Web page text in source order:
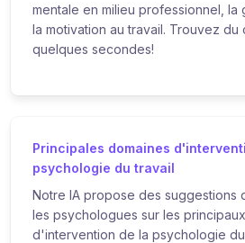
mentale en milieu professionnel, la
la motivation au travail. Trouvez
quelques secondes!
Principales domaines
psychologie du travail
Notre IA propose des suggestions
les psychologues sur les
d'intervention de la psychologie du